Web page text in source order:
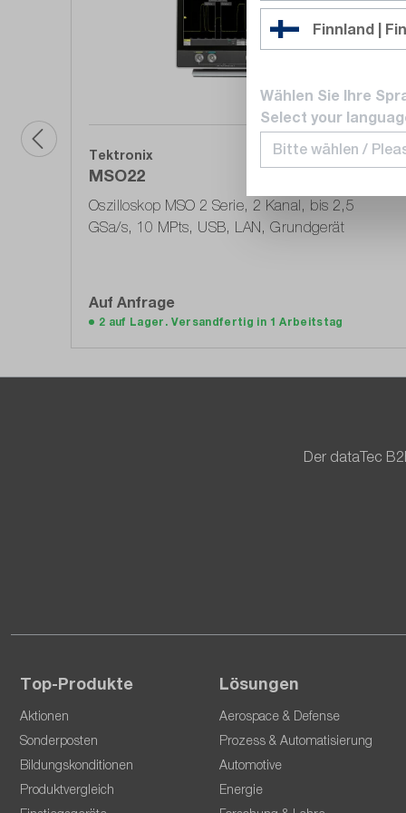
Tektronix
MSO22
Oszilloskop MSO 2 Serie, 2 Kanal, bis 2,5
GSa/s, 10 MPts, USB, LAN, Grundgerät
Auf Anfrage
2 auf Lager. Versandfertig in 1 Arbeitstag
Der dataTec
Top-Produkte
Aktionen
Sonderposten
Bildungskonditionen
Produktvergleich
Lösungen
Aerospace & Defense
Prozess & Automatisierung
Automotive
Energie
Finnland |
Wählen Sie Ihre
Select your